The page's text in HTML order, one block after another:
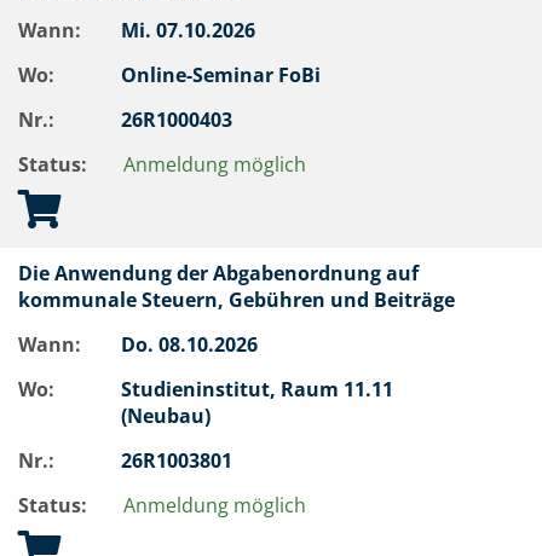
Wann:
Mi. 07.10.2026
Wo:
Online-Seminar FoBi
Nr.:
26R1000403
Status:
Anmeldung möglich
Die Anwendung der Abgabenordnung auf
kommunale Steuern, Gebühren und Beiträge
Wann:
Do. 08.10.2026
Wo:
Studieninstitut, Raum 11.11
(Neubau)
Nr.:
26R1003801
Status:
Anmeldung möglich